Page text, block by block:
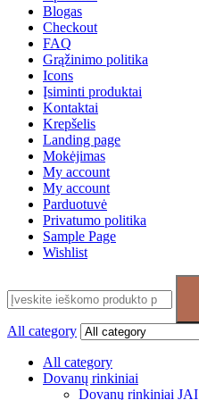
Blogas
Checkout
FAQ
Grąžinimo politika
Icons
Įsiminti produktai
Kontaktai
Krepšelis
Landing page
Mokėjimas
My account
My account
Parduotuvė
Privatumo politika
Sample Page
Wishlist
All category
All category
Dovanų rinkiniai
Dovanų rinkiniai JAI